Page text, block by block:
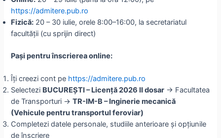
https://admitere.pub.ro
Fizică: 20 – 30 iulie, orele 8:00–16:00, la secretariatul
facultății (cu sprijin direct)
Pași pentru înscrierea online:
Îți creezi cont pe https://admitere.pub.ro
Selectezi BUCUREȘTI – Licență 2026 II dosar → Facultatea
de Transporturi →TR-IM-B – Inginerie mecanică
(Vehicule pentru transportul feroviar)
Completezi datele personale, studiile anterioare și opțiunile
de înscriere